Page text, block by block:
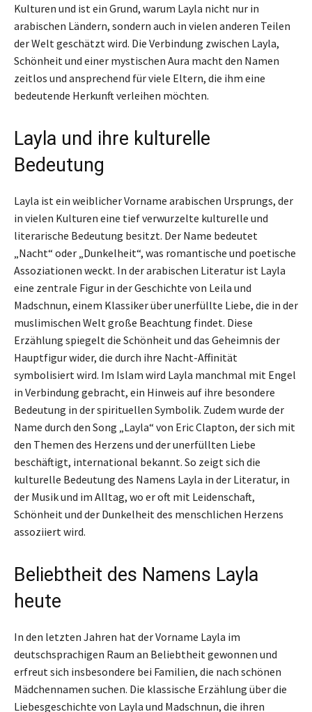
Kulturen und ist ein Grund, warum Layla nicht nur in
arabischen Ländern, sondern auch in vielen anderen Teilen
der Welt geschätzt wird. Die Verbindung zwischen Layla,
Schönheit und einer mystischen Aura macht den Namen
zeitlos und ansprechend für viele Eltern, die ihm eine
bedeutende Herkunft verleihen möchten.
Layla und ihre kulturelle
Bedeutung
Layla ist ein weiblicher Vorname arabischen Ursprungs, der
in vielen Kulturen eine tief verwurzelte kulturelle und
literarische Bedeutung besitzt. Der Name bedeutet
„Nacht“ oder „Dunkelheit“, was romantische und poetische
Assoziationen weckt. In der arabischen Literatur ist Layla
eine zentrale Figur in der Geschichte von Leila und
Madschnun, einem Klassiker über unerfüllte Liebe, die in der
muslimischen Welt große Beachtung findet. Diese
Erzählung spiegelt die Schönheit und das Geheimnis der
Hauptfigur wider, die durch ihre Nacht-Affinität
symbolisiert wird. Im Islam wird Layla manchmal mit Engel
in Verbindung gebracht, ein Hinweis auf ihre besondere
Bedeutung in der spirituellen Symbolik. Zudem wurde der
Name durch den Song „Layla“ von Eric Clapton, der sich mit
den Themen des Herzens und der unerfüllten Liebe
beschäftigt, international bekannt. So zeigt sich die
kulturelle Bedeutung des Namens Layla in der Literatur, in
der Musik und im Alltag, wo er oft mit Leidenschaft,
Schönheit und der Dunkelheit des menschlichen Herzens
assoziiert wird.
Beliebtheit des Namens Layla
heute
In den letzten Jahren hat der Vorname Layla im
deutschsprachigen Raum an Beliebtheit gewonnen und
erfreut sich insbesondere bei Familien, die nach schönen
Mädchennamen suchen. Die klassische Erzählung über die
Liebesgeschichte von Layla und Madschnun, die ihren